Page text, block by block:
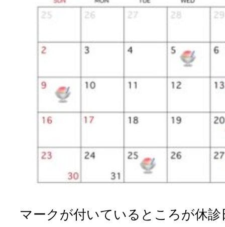
マークが付いているところが休